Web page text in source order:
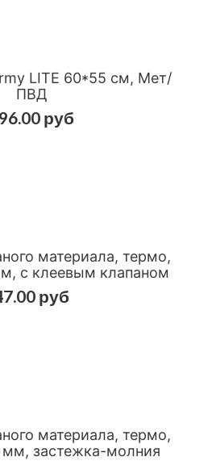
LITE 60*55 см, Мет/
ПВД
рубДобавить в избранное
материала, термо,
с клеевым клапаном
рубДобавить в избранное
материала, термо,
застежка-молния